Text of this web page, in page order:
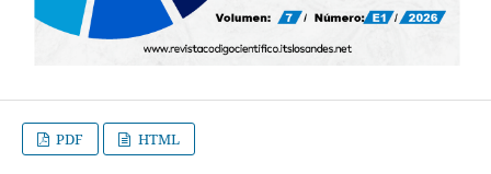
PDF HTML